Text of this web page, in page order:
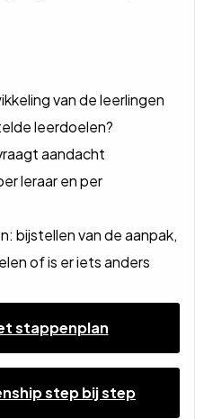
van de leerlingen
leerdoelen?
aandacht
leraar en per
bijstellen van de aanpak,
of is er iets anders
stappenplan
step bij step